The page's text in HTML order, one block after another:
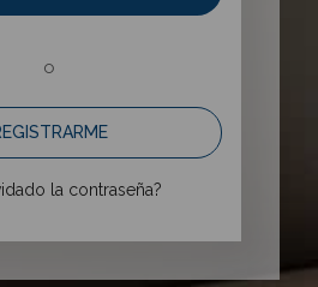
o
la contraseña?